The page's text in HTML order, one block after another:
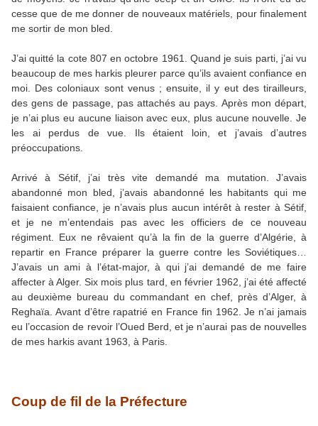
cesse que de me donner de nouveaux matériels, pour finalement
me sortir de mon bled.
J’ai quitté la cote 807 en octobre 1961. Quand je suis parti, j’ai vu
beaucoup de mes harkis pleurer parce qu’ils avaient confiance en
moi. Des coloniaux sont venus ; ensuite, il y eut des tirailleurs,
des gens de passage, pas attachés au pays. Après mon départ,
je n’ai plus eu aucune liaison avec eux, plus aucune nouvelle. Je
les ai perdus de vue. Ils étaient loin, et j’avais d’autres
préoccupations.
Arrivé à Sétif, j’ai très vite demandé ma mutation. J’avais
abandonné mon bled, j’avais abandonné les habitants qui me
faisaient confiance, je n’avais plus aucun intérêt à rester à Sétif,
et je ne m’entendais pas avec les officiers de ce nouveau
régiment. Eux ne rêvaient qu’à la fin de la guerre d’Algérie, à
repartir en France préparer la guerre contre les Soviétiques…
J’avais un ami à l’état-major, à qui j’ai demandé de me faire
affecter à Alger. Six mois plus tard, en février 1962, j’ai été affecté
au deuxième bureau du commandant en chef, près d’Alger, à
Reghaïa. Avant d’être rapatrié en France fin 1962. Je n’ai jamais
eu l’occasion de revoir l’Oued Berd, et je n’aurai pas de nouvelles
de mes harkis avant 1963, à Paris.
Coup de fil de la Préfecture